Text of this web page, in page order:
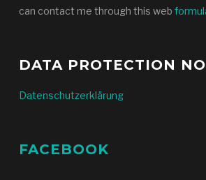
can contact me through this web
DATA PROTECTION
Datenschutzerklärung
FACEBOOK